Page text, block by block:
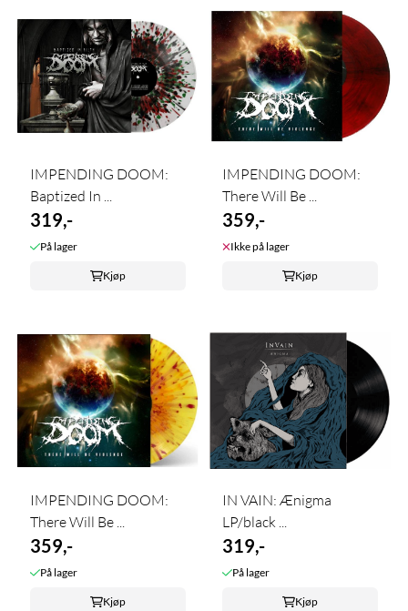
IMPENDING DOOM:
Baptized In ...
319,-
På lager
Kjøp
IMPENDING DOOM:
There Will Be ...
359,-
Ikke på lager
Kjøp
IMPENDING DOOM:
There Will Be ...
359,-
På lager
Kjøp
IN VAIN: Ænigma
LP/black ...
319,-
På lager
Kjøp